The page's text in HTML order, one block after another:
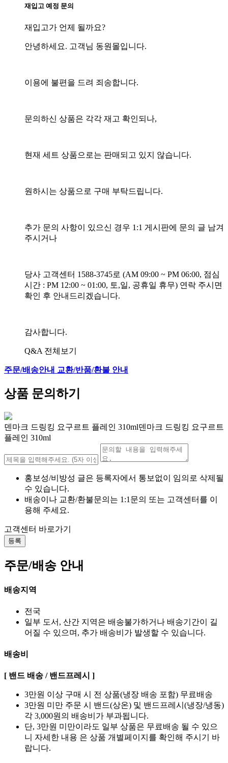
재입고 예정 문의
재입고가 언제 될까요?
안녕하세요. 고객님 동원몰입니다.
이용에 불편을 드려 죄송합니다.
문의하신 상품은 각각 재고 확인되나,
현재 세트 상품으로는 판매되고 있지 않습니다.
원하시는 상품으로 구매 부탁드립니다.
추가 문의 사항이 있으신 경우 1:1 게시판에 문의 글 남겨
주시거나
당사 고객센터 1588-3745로 (AM 09:00 ~ PM 06:00, 점심
시간 : PM 12:00 ~ 01:00, 토,일, 공휴일 휴무) 연락 주시면
확인 후 안내드리겠습니다.
감사합니다.
Q&A 전체보기
주문/배송안내 교환/반품/환불 안내
상품 문의하기
덴마크 드링킹 요구르트 플레인 310ml덴마크 드링킹 요구르트
플레인 310ml
홍보성/비방성 글은 등록자에서 통보없이 임의로 삭제될
수 있습니다.
배송이나 교환/환불문의는 1:1문의 또는 고객센터를 이
용해 주세요.
고객센터 바로가기
등록
주문/배송 안내
배송지역
전국
일부 도서, 산간 지역은 배송불가하거나 배송기간이 길
어질 수 있으며, 추가 배송비가 발생할 수 있습니다.
배송비
[ 밴드 배송 / 밴드프레시 ]
3만원 이상 구매 시 전 상품(냉장 배송 포함) 무료배송
3만원 미만 주문 시 밴드(상온) 및 밴드프레시(냉장/냉동)
각 3,000원의 배송비가 부과됩니다.
단, 3만원 미만이라도 일부 상품은 무료배송 될 수 있으
니 자세한 내용 은 상품 개별페이지를 확인해 주시기 바
랍니다.